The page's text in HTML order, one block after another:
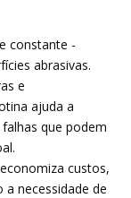
constante -
abrasivas.
e
ajuda a
que podem
custos,
necessidade de